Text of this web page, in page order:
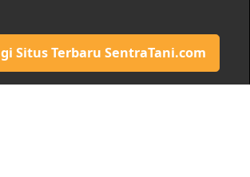
Situs Terbaru SentraTani.com